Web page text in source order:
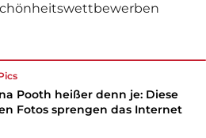
Pooth heißer denn je: Diese
Fotos sprengen das Internet